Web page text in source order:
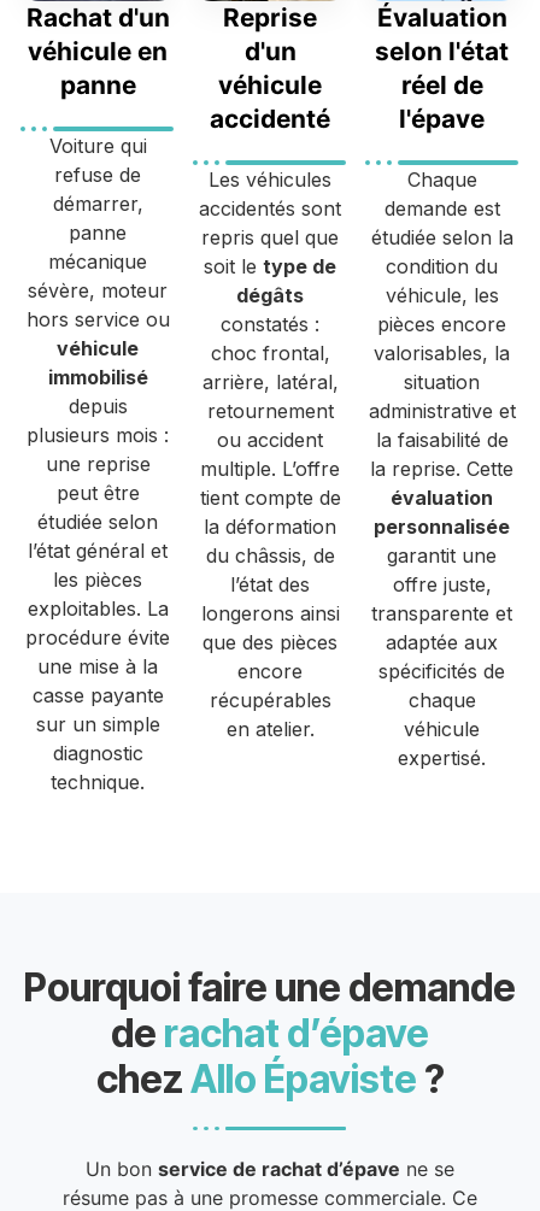
Rachat d'un
véhicule en
panne
Voiture qui
refuse de
démarrer,
panne
mécanique
sévère, moteur
hors service ou
véhicule
immobilisé
depuis
plusieurs mois :
une reprise
peut être
étudiée selon
l’état général et
les pièces
exploitables. La
procédure évite
une mise à la
casse payante
sur un simple
diagnostic
technique.
Reprise
d'un
véhicule
accidenté
Les véhicules
accidentés sont
repris quel que
soit le type de
dégâts
constatés :
choc frontal,
arrière, latéral,
retournement
ou accident
multiple. L’offre
tient compte de
la déformation
du châssis, de
l’état des
longerons ainsi
que des pièces
encore
récupérables
en atelier.
Évaluation
selon l'état
réel de
l'épave
Chaque
demande est
étudiée selon la
condition du
véhicule, les
pièces encore
valorisables, la
situation
administrative et
la faisabilité de
la reprise. Cette
évaluation
personnalisée
garantit une
offre juste,
transparente et
adaptée aux
spécificités de
chaque
véhicule
expertisé.
Pourquoi faire une demande
de rachat d’épave
chezAllo Épaviste ?
Un bon service de rachat d’épave ne se
résume pas à une promesse commerciale. Ce